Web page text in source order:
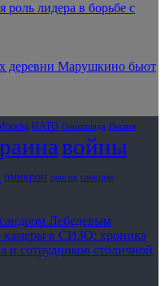
роль лидера в борьбе с
деревни Марушкино бьют
НАТО Олимпиада Песков
войны
омикрон пенсия санкции
камеры в СИЗО: хроника
и сотрудников столичной